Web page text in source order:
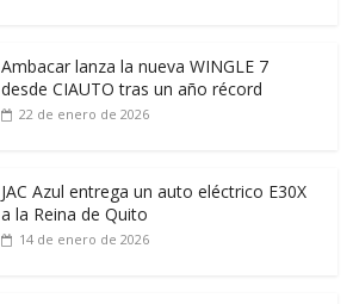
Ambacar lanza la nueva WINGLE 7
desde CIAUTO tras un año récord
22 de enero de 2026
JAC Azul entrega un auto eléctrico E30X
a la Reina de Quito
14 de enero de 2026